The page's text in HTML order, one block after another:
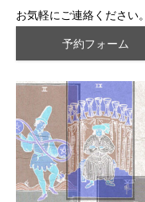
お気軽にご連絡ください。
予約フォーム